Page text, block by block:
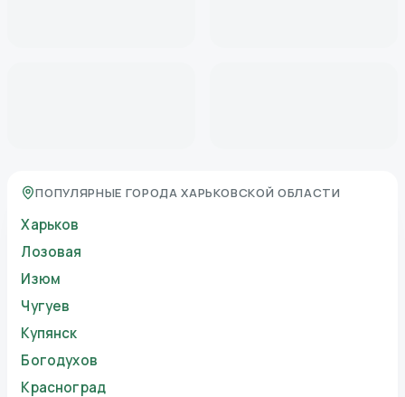
ПОПУЛЯРНЫЕ ГОРОДА ХАРЬКОВСКОЙ ОБЛАСТИ
Харьков
Лозовая
Изюм
Чугуев
Купянск
Богодухов
Красноград